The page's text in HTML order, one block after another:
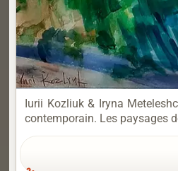
Iurii Kozliuk & Iryna
contemporain. Les paysages